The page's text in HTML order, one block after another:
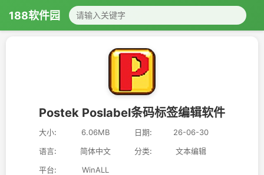
188软件园
Postek Poslabel条码标签编辑软件
大小: 6.06MB 日期:
26-06-30
语言:
简体中文 分类:
文本编辑
平台:
WinALL